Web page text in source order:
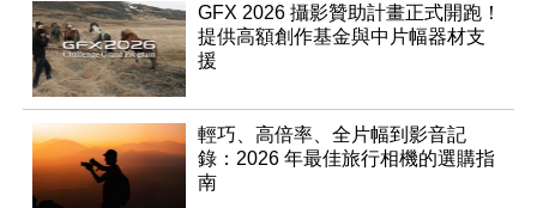
GFX 2026 攝影贊助計畫正式開跑！
提供高額創作基金與中片幅器材支
援
輕巧、高倍率、全片幅到影音記
錄：2026 年最佳旅行相機的選購指
南